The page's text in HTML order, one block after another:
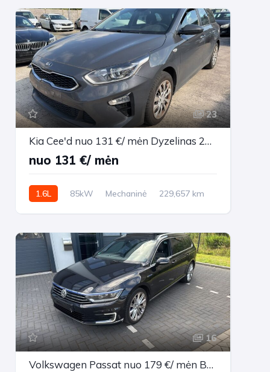
23
Kia Cee'd nuo 131 €/ mėn Dyzelinas 2019m. Universalas Mechaninė
nuo 131 €/ mėn
1.6L 85kW Mechaninė
229,657 km
16
Volkswagen Passat nuo 179 €/ mėn Benzinas/Elektra 2015m. Universalas Automatinė